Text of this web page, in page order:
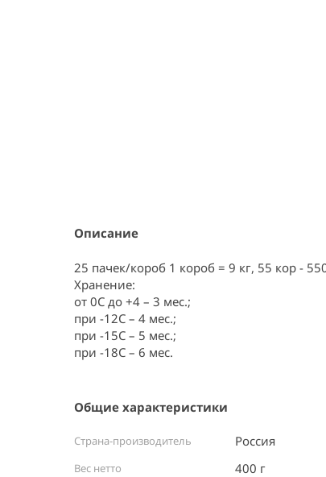
3
Описание
25 пачек/короб 1 короб = 9 кг, 55 кор -
Хранение:
от 0С до +4 – 3 мес.;
при -12С – 4 мес.;
при -15С – 5 мес.;
при -18С – 6 мес.
Общие характеристики
Страна-производитель Россия ⠀
Вес нетто 400 г